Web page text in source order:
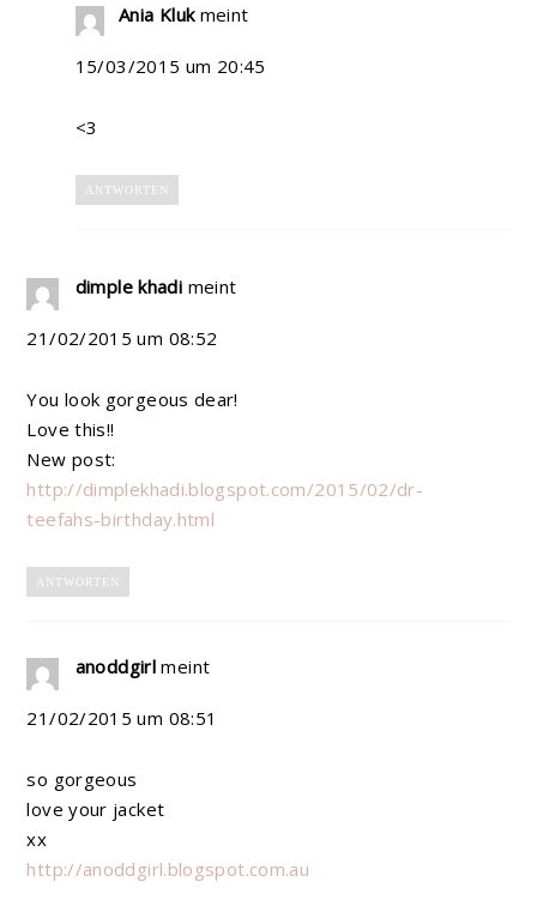
Ania Kluk meint
15/03/2015 um 20:45
<3
ANTWORTEN
dimple khadi meint
21/02/2015 um 08:52
You look gorgeous dear!
Love this!!
New post:
http://dimplekhadi.blogspot.com/2015/02/dr-
teefahs-birthday.html
ANTWORTEN
anoddgirl meint
21/02/2015 um 08:51
so gorgeous
love your jacket
xx
http://anoddgirl.blogspot.com.au